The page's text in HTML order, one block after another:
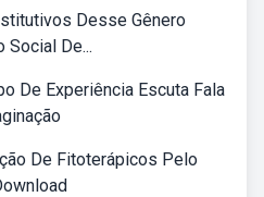
Desse Gênero
Social De...
De Experiência Escuta Fala
De Fitoterápicos Pelo